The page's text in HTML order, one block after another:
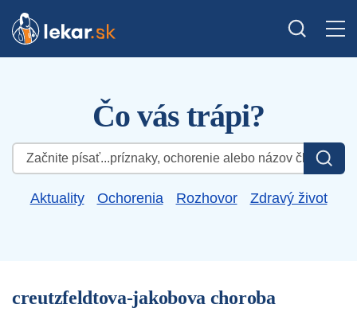
Čo vás trápi?
Hľadať:
Aktuality Ochorenia Rozhovor Zdravý život
creutzfeldtova-jakobova choroba